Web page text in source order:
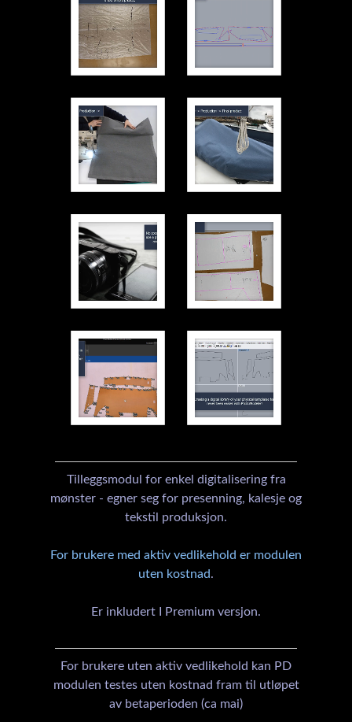
Tilleggsmodul for enkel digitalisering fra
mønster - egner seg for presenning, kalesje og
tekstil produksjon.
For brukere med aktiv vedlikehold er modulen
uten kostnad.
Er inkludert I Premium versjon.
For brukere uten aktiv vedlikehold kan PD
modulen testes uten kostnad fram til utløpet
av betaperioden (ca mai)